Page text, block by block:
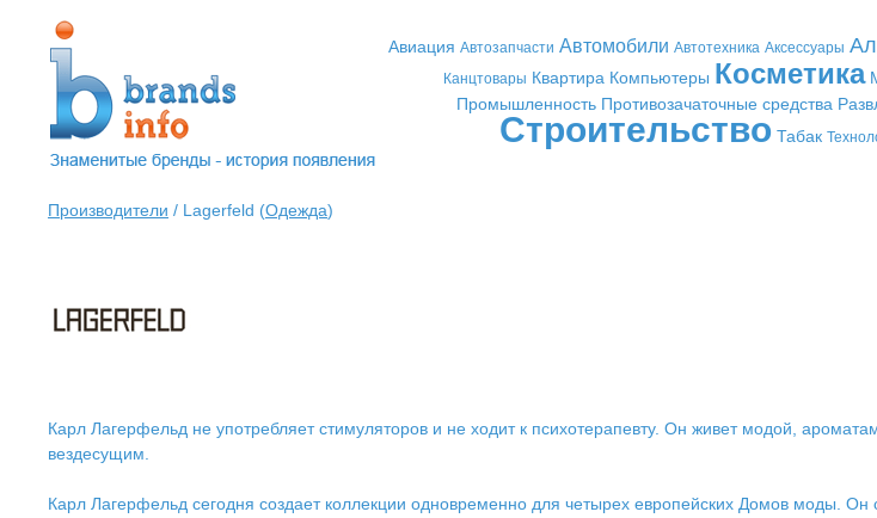
Авиация Автозапчасти Автомобили Автотехника Аксессуары
Канцтовары Квартира Компьютеры Косметика
Промышленность Противозачаточные средства
Строительство Табак
Производители / Lagerfeld (Одежда)
Карл Лагерфельд не употребляет стимуляторов и не ходит к психотерапевту. Он живет модой,
вездесущим.
Карл Лагерфельд сегодня создает коллекции одновременно для четырех европейских Домов моды.